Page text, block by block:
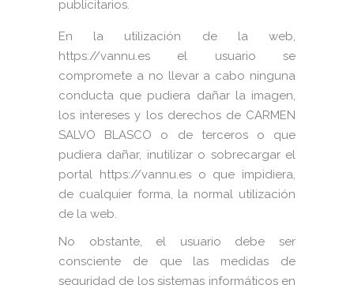
publicitarios.
En la utilización de la web,
https://vannu.es el usuario se
compromete a no llevar a cabo ninguna
conducta que pudiera dañar la imagen,
los intereses y los derechos de CARMEN
SALVO BLASCO o de terceros o que
pudiera dañar, inutilizar o sobrecargar el
portal https://vannu.es o que impidiera,
de cualquier forma, la normal utilización
de la web.
No obstante, el usuario debe ser
consciente de que las medidas de
seguridad de los sistemas informáticos en